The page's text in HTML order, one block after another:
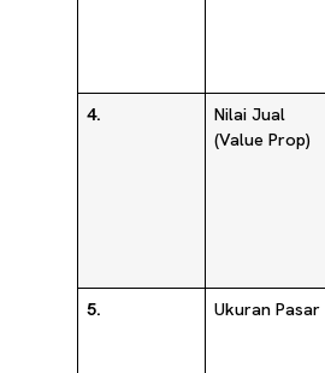
4.
Nilai Jual
(Value Prop)
5.
Ukuran Pasar